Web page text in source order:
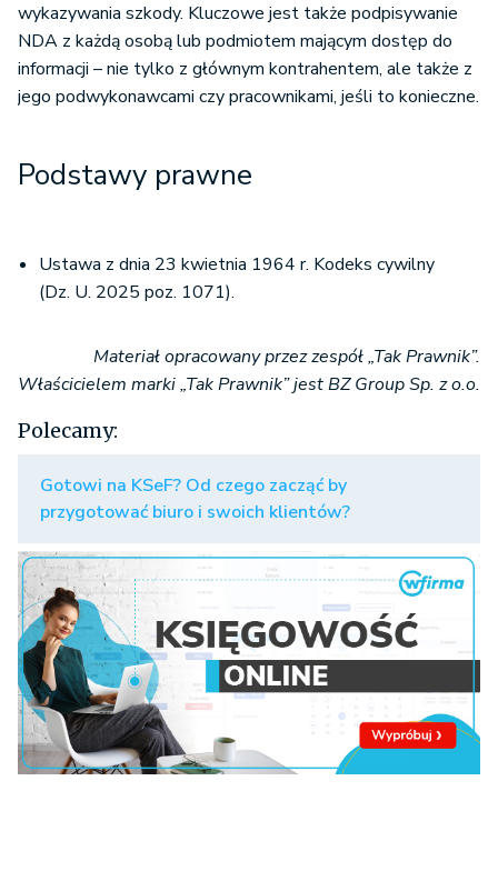
wykazywania szkody. Kluczowe jest także podpisywanie
NDA z każdą osobą lub podmiotem mającym dostęp do
informacji – nie tylko z głównym kontrahentem, ale także z
jego podwykonawcami czy pracownikami, jeśli to konieczne.
Podstawy prawne
Ustawa z dnia 23 kwietnia 1964 r. Kodeks cywilny
(Dz. U. 2025 poz. 1071).
Materiał opracowany przez zespół „Tak Prawnik”.
Właścicielem marki „Tak Prawnik” jest BZ Group Sp. z o.o.
Polecamy:
Gotowi na KSeF? Od czego zacząć by
przygotować biuro i swoich klientów?